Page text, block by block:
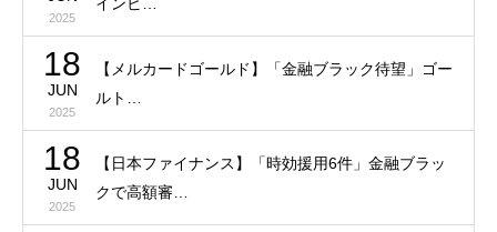
2025
18
JUN
2025
【メルカードゴールド】「金融ブラック待望」ゴー
ルト…
18
JUN
2025
【日本ファイナンス】「時効援用6件」金融ブラッ
クで高額審…